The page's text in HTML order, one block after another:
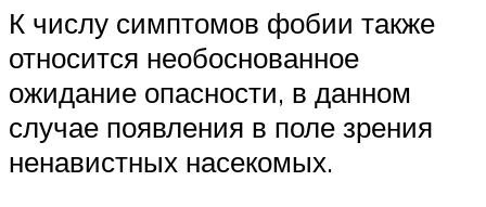
К числу симптомов фобии также
относится необоснованное
ожидание опасности, в данном
случае появления в поле зрения
ненавистных насекомых.